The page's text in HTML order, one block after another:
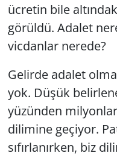
ücretin bile
görüldü. Adalet
vicdanlar nerede?
Gelirde adalet
yok. Düşük
yüzünden
dilimine geçiyor.
sıfırlanırken, biz